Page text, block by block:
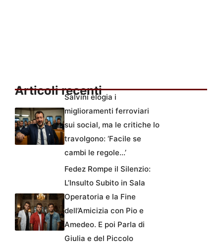
Articoli recenti
Salvini elogia i
miglioramenti ferroviari
sui social, ma le critiche lo
travolgono: ‘Facile se
cambi le regole…’
Fedez Rompe il Silenzio:
L’Insulto Subito in Sala
Operatoria e la Fine
dell’Amicizia con Pio e
Amedeo. E poi Parla di
Giulia e del Piccolo